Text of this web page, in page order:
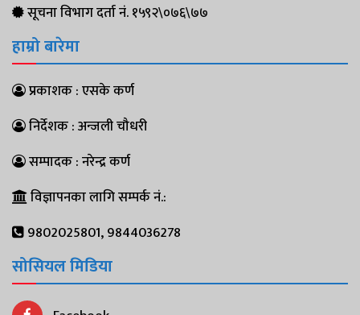
सूचना विभाग दर्ता नं. १५९२\०७६\७७
हाम्रो बारेमा
प्रकाशक : एसके कर्ण
निर्देशक : अन्जली चौधरी
सम्पादक : नरेन्द्र कर्ण
विज्ञापनका लागि सम्पर्क नं.:
9802025801, 9844036278
सोसियल मिडिया